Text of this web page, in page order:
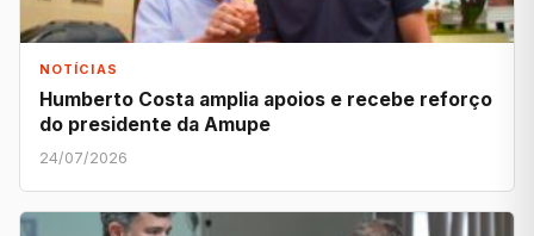
NOTÍCIAS
Humberto Costa amplia apoios e recebe reforço
do presidente da Amupe
24/07/2026